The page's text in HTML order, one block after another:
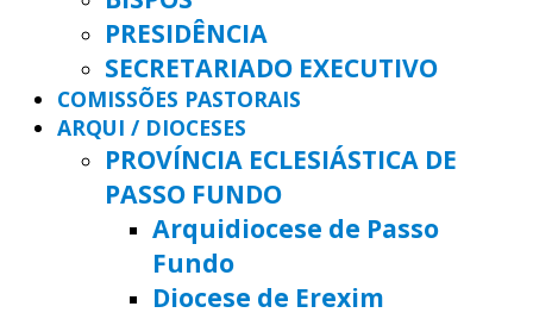
PRESIDÊNCIA
SECRETARIADO EXECUTIVO
COMISSÕES PASTORAIS
ARQUI / DIOCESES
PROVÍNCIA ECLESIÁSTICA DE
PASSO FUNDO
Arquidiocese de Passo
Fundo
Diocese de Erexim